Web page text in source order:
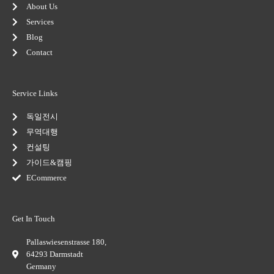
About Us
Services
Blog
Contact
Service Links
독일전시
무역대행
컨설팅
가이드&캠핑
ECommerce
Get In Touch
Pallaswiesenstrasse 180,
64293 Darmstadt
Germany